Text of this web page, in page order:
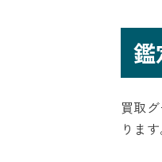
鑑
買取
ります